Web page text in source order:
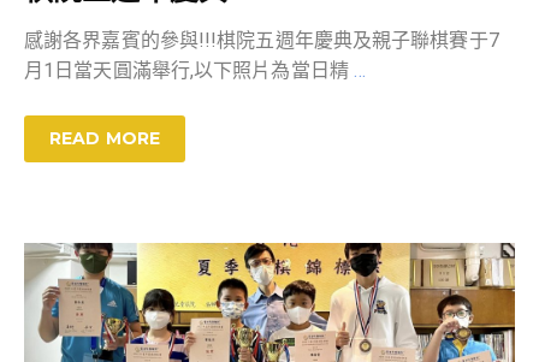
感謝各界嘉賓的參與!!!棋院五週年慶典及親子聯棋賽于7
月1日當天圓滿舉行,以下照片為當日精 …
READ MORE